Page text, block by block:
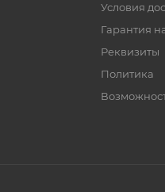
Условия
Гарантия
Реквизиты
Политика